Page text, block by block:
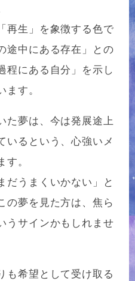
再生」を象徴する色で
途中にある存在」との
程にある自分」を示し
ます。
た夢は、今は発展途上
いるという、心強いメ
す。
だうまくいかない」と
の夢を見た方は、焦ら
うサインかもしれませ
も希望として受け取る